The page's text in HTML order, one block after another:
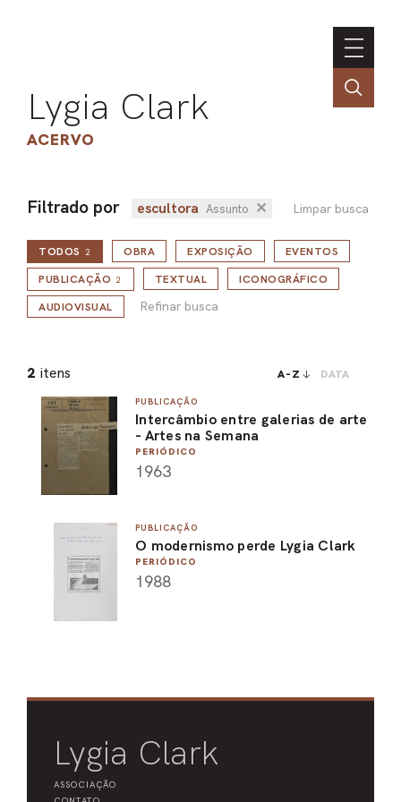
Lygia Clark
ACERVO
Filtrado por escultora Assunto ✕ Limpar busca
TODOS 2
Refinar busca
OBRA EXPOSIÇÃO
EVENTOS
PUBLICAÇÃO 2 TEXTUAL
ICONOGRÁFICO
AUDIOVISUAL
Refinar busca
2 itens A-Z DATA
PUBLICAÇÃO
Intercâmbio entre galerias de arte
- Artes na Semana
PERIÓDICO
1963
PUBLICAÇÃO
O modernismo perde Lygia Clark
PERIÓDICO
1988
Lygia Clark
ASSOCIAÇÃO